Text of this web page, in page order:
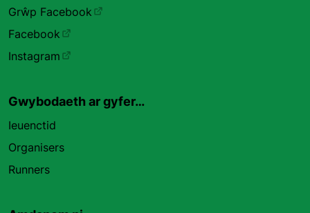
Grŵp Facebook
Facebook
Instagram
Gwybodaeth ar gyfer…
Ieuenctid
Organisers
Runners